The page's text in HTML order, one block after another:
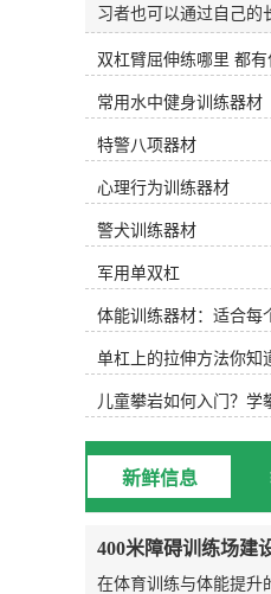
习者也可以通过自己的
和发明适合自己的水训
主要介绍以下设备，可
滑鞋 游泳池底部很滑
鞋，防止动作变形，稳
作。2.水阻手套水阻
后，可选择抗组设备，
度，通过阻力手套增加
习水中手臂运动。3.水
浮力健身棒 水中的健
为练习者提供浮力，还
提供抗组训练，增加练
实用。此外，健身棒具
性，可以增加练习兴趣
意造型。4.水中健身哑
类似于水中健身棒，水
能为练习者提供浮力和
进行的水中搏击强度很
花阻力葵花向日葵鞋
葵可以手持或穿在脚上
面积和水的阻力。6.打
水板是游泳场较常见、
备，随处可见，也可用
双杠臂屈伸练哪里 都有
常用水中健身训练器材
特警八项器材
心理行为训练器材
警犬训练器材
军用单双杠
单杠上的拉伸方法你知
新鲜信息
400米障碍训练场建
在体育训练与体能提升